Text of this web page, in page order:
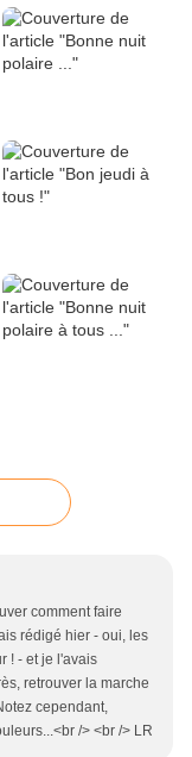
comment faire
rédigé hier - oui, les
! - et je l'avais
retrouver la marche
cependant,
/> <br /> LR